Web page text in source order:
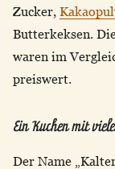
Zucker,
Butterkeksen.
waren im
preiswert.
Ein Kuchen mit
Der Name